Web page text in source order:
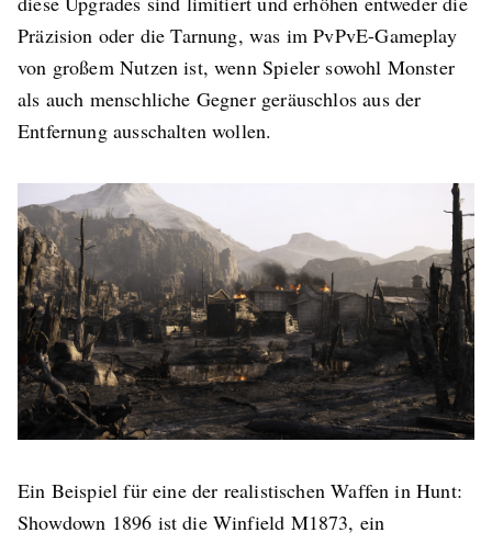
Präzision oder die Tarnung, was im PvPvE-Gameplay
von großem Nutzen ist, wenn Spieler sowohl Monster
als auch menschliche Gegner geräuschlos aus der
Entfernung ausschalten wollen.
Ein Beispiel für eine der realistischen Waffen in Hunt:
Showdown 1896 ist die Winfield M1873, ein